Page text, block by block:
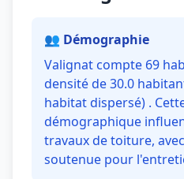
👥 Démographie
Valignat compte 69
densité de 30.0
habitat dispersé) .
démographique
travaux de toiture,
soutenue pour